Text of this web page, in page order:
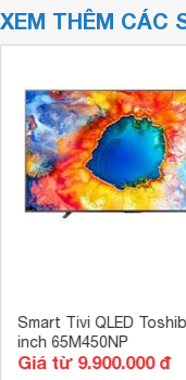
XEM THÊM CÁC
Smart Tivi QLED
inch 65M450NP
Giá từ 9.900.000 đ